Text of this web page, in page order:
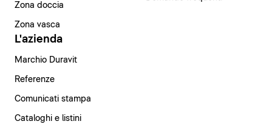
Zona doccia
Zona vasca
L'azienda
Marchio Duravit
Referenze
Comunicati stampa
Cataloghi e listini